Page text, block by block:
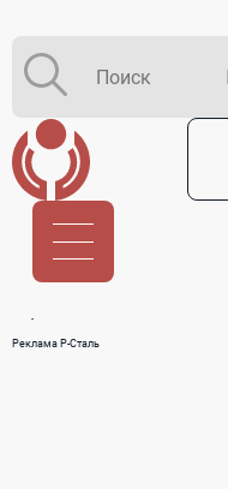
Реклама Р-Сталь